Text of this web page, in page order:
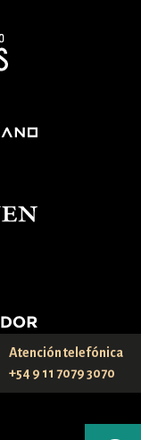
Atención telefónica
+54 9 11 7079 3070